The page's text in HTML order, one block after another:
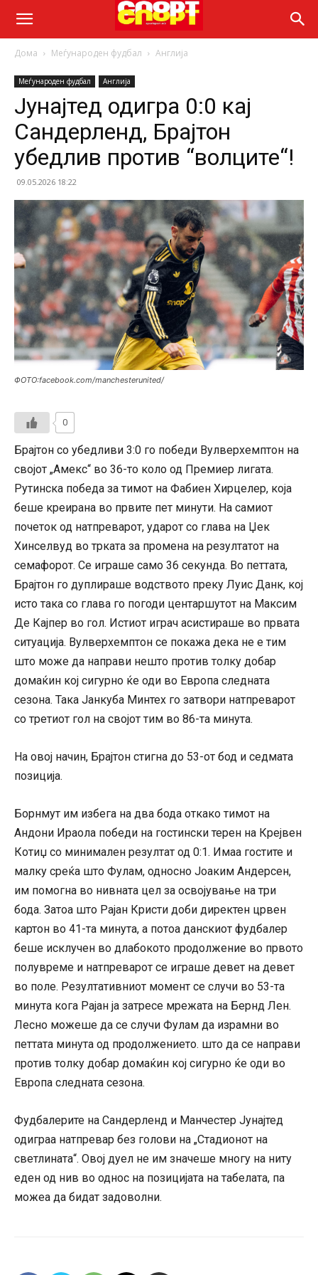
Дома Меѓународен фудбал Англија
Меѓународен фудбал Англија
Јунајтед одигра 0:0 кај
Сандерленд, Брајтон
убедлив против “волците“!
09.05.2026 18:22
ФОТО:facebook.com/manchesterunited/
0
Брајтон со убедливи 3:0 го победи Вулверхемптон на
својот „Амекс“ во 36-то коло од Премиер лигата.
Рутинска победа за тимот на Фабиен Хирцелер, која
беше креирана во првите пет минути. На самиот
почеток од натпреварот, ударот со глава на Џек
Хинселвуд во трката за промена на резултатот на
семафорот. Се играше само 36 секунда. Во петтата,
Брајтон го дуплираше водството преку Луис Данк, кој
исто така со глава го погоди центаршутот на Максим
Де Кајпер во гол. Истиот играч асистираше во првата
ситуација. Вулверхемптон се покажа дека не е тим
што може да направи нешто против толку добар
домаќин кој сигурно ќе оди во Европа следната
сезона. Така Јанкуба Минтех го затвори натпреварот
со третиот гол на својот тим во 86-та минута.
На овој начин, Брајтон стигна до 53-от бод и седмата
позиција.
Борнмут им избега на два бода откако тимот на
Андони Ираола победи на гостински терен на Крејвен
Котиџ со минимален резултат од 0:1. Имаа гостите и
малку среќа што Фулам, односно Јоаким Андерсен,
им помогна во нивната цел за освојување на три
бода. Затоа што Рајан Кристи доби директен црвен
картон во 41-та минута, а потоа данскиот фудбалер
беше исклучен во длабокото продолжение во првото
полувреме и натпреварот се играше девет на девет
во поле. Резултативниот момент се случи во 53-та
минута кога Рајан ја затресе мрежата на Бернд Лен.
Лесно можеше да се случи Фулам да израмни во
петтата минута од продолжението. што да се направи
против толку добар домаќин кој сигурно ќе оди во
Европа следната сезона.
Фудбалерите на Сандерленд и Манчестер Јунајтед
одиграа натпревар без голови на „Стадионот на
светлината“. Овој дуел не им значеше многу на ниту
еден од нив во однос на позицијата на табелата, па
можеа да бидат задоволни.